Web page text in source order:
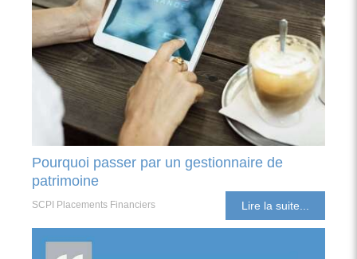
Pourquoi passer par un gestionnaire de
patrimoine
SCPI Placements Financiers Lire la suite...